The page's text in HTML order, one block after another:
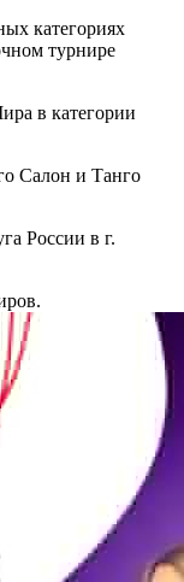
категориях
турнире
в категории
Салон и Танго
России в г.